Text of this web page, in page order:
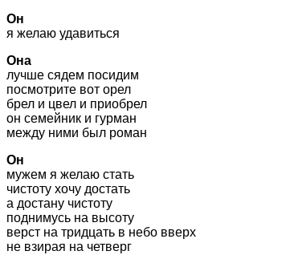
Он
я желаю удавиться
Она
лучше сядем посидим
посмотрите вот орел
брел и цвел и приобрел
он семейник и гурман
между ними был роман
Он
мужем я желаю стать
чистоту хочу достать
а достану чистоту
поднимусь на высоту
верст на тридцать в небо вверх
не взирая на четверг